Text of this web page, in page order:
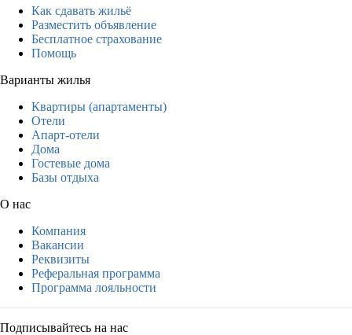
Как сдавать жильё
Разместить объявление
Бесплатное страхование
Помощь
Варианты жилья
Квартиры (апартаменты)
Отели
Апарт-отели
Дома
Гостевые дома
Базы отдыха
О нас
Компания
Вакансии
Реквизиты
Реферальная программа
Программа лояльности
Подписывайтесь на нас